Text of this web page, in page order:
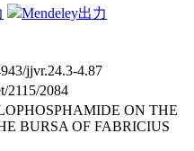
Mendeley出力
jjvr.24.3-4.87
2115/2084
ON THE
BURSA OF FABRICIUS